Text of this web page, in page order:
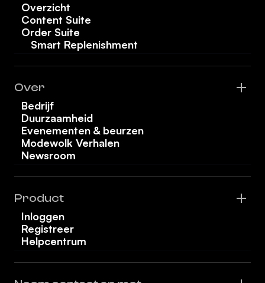
Overzicht
Content Suite
Order Suite
Smart Replenishment
Over
Bedrijf
Duurzaamheid
Evenementen & beurzen
Modewolk Verhalen
Newsroom
Product
Inloggen
Registreer
Helpcentrum